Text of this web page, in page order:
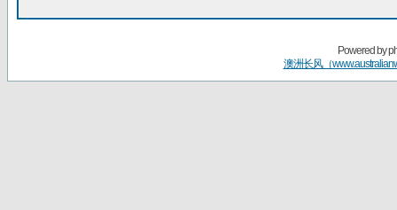
Powered by
澳洲长风（